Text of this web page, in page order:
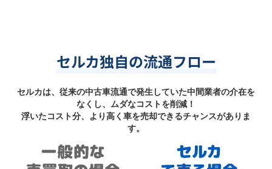
セルカ独自の流通フロー
セルカは、従来の中古車流通で発生していた中間業者の介在を
なくし、ムダなコストを削減！
浮いたコスト分、より高く車を売却できるチャンスがありま
す。